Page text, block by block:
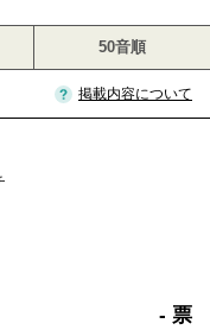
50音順
掲載内容について
- 票